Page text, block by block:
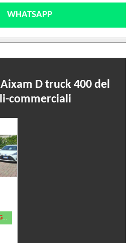
WHATSAPP
D truck 400 del
commerciali